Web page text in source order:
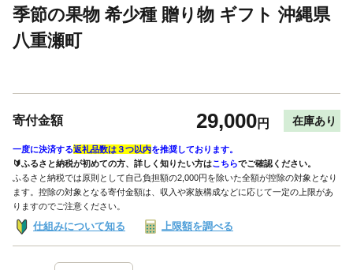
季節の果物 希少種 贈り物 ギフト 沖縄県
八重瀬町
寄付金額 29,000円 在庫あり
一度に決済する返礼品数は３つ以内を推奨しております。
🔰ふるさと納税が初めての方、詳しく知りたい方はこちらでご確認ください。
ふるさと納税では原則として自己負担額の2,000円を除いた全額が控除の対象となり
ます。控除の対象となる寄付金額は、収入や家族構成などに応じて一定の上限があ
りますのでご注意ください。
仕組みについて知る 上限額を調べる